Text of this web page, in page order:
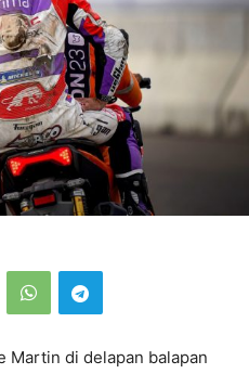
Martin di delapan balapan